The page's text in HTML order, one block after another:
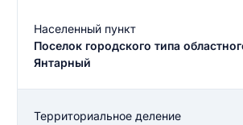
Населенный пункт
Поселок городского типа
Янтарный
Территориальное деление